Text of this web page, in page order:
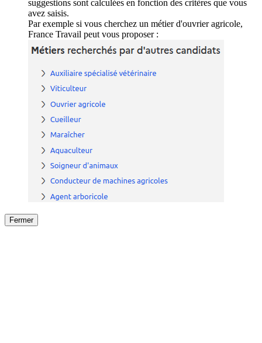
suggestions sont calculées en fonction des critères que vous
avez saisis.
Par exemple si vous cherchez un métier d'ouvrier agricole,
France Travail peut vous proposer :
Fermer